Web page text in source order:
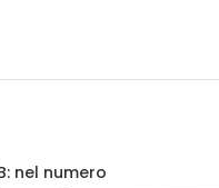
nel numero